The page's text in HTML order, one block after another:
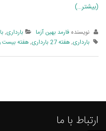
(بیشتر…)
نویسنده فارمد بهین آزما بارداری,
بارداری,هفته 27 بارداری ,هفته بیست
ارتباط با ما